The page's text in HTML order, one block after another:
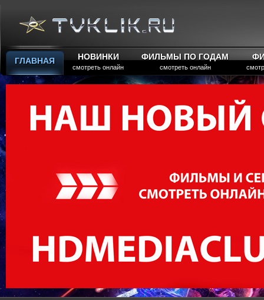
ГЛАВНАЯ НОВИНКИ
смотреть онлайн
ФИЛЬМЫ ПО ГОДАМ
смотреть онлайн